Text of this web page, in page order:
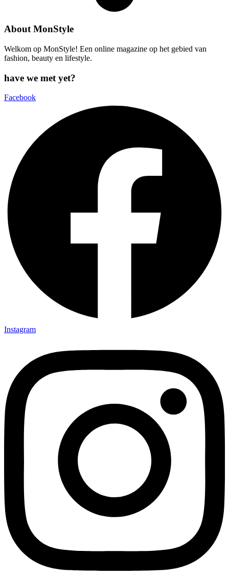
About MonStyle
Welkom op MonStyle! Een online magazine op het gebied van
fashion, beauty en lifestyle.
have we met yet?
Facebook
Instagram